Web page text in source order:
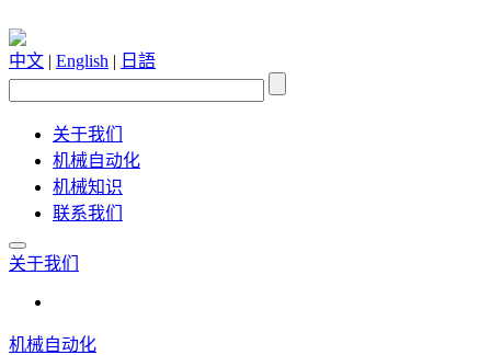
中文 | English | 日語
关于我们
机械自动化
机械知识
联系我们
关于我们
机械自动化